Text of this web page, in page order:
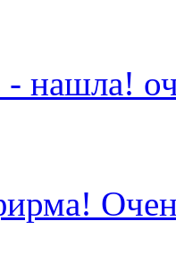
нашла!